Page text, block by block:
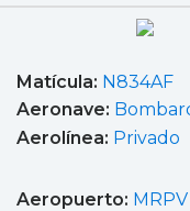
Matícula: N834AF
Aeronave:
Aerolínea: Privado
Aeropuerto: